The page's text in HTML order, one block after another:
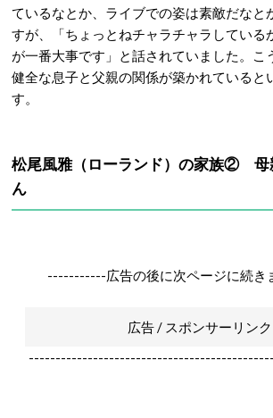
ているなとか、ライブでの姿は素敵だなと
すが、「ちょっとねチャラチャラしている
が一番大事です」と話されていました。こ
健全な息子と父親の関係が築かれていると
す。
松尾風雅（ローランド）の家族② 母
ん
-----------広告の後に次ページに続
広告 / スポンサーリンク